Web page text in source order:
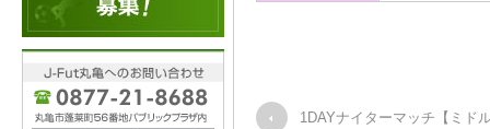
1DAYナイターマッチ【ミド